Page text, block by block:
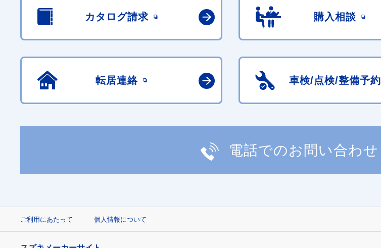
カタログ請求 購入相談
転居連絡 車検/点検/整備予約
電話でのお問い合わせ
ご利用にあたって 個人情報について